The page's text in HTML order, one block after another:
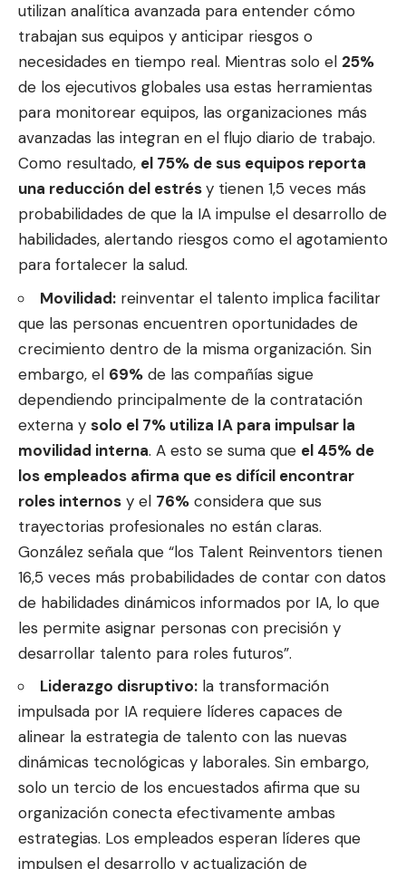
utilizan analítica avanzada para entender cómo
trabajan sus equipos y anticipar riesgos o
necesidades en tiempo real. Mientras solo el 25%
de los ejecutivos globales usa estas herramientas
para monitorear equipos, las organizaciones más
avanzadas las integran en el flujo diario de trabajo.
Como resultado, el 75% de sus equipos reporta
una reducción del estrésy tienen 1,5 veces más
probabilidades de que la IA impulse el desarrollo de
habilidades, alertando riesgos como el agotamiento
para fortalecer la salud.
Movilidad: reinventar el talento implica facilitar
que las personas encuentren oportunidades de
crecimiento dentro de la misma organización. Sin
embargo, el 69% de las compañías sigue
dependiendo principalmente de la contratación
externa y solo el 7% utiliza IA para impulsar la
movilidad interna. A esto se suma que el 45% de
los empleados afirma que es difícil encontrar
roles internos y el 76% considera que sus
trayectorias profesionales no están claras.
González señala que “los Talent Reinventors tienen
16,5 veces más probabilidades de contar con datos
de habilidades dinámicos informados por IA, lo que
les permite asignar personas con precisión y
desarrollar talento para roles futuros”.
Liderazgo disruptivo: la transformación
impulsada por IA requiere líderes capaces de
alinear la estrategia de talento con las nuevas
dinámicas tecnológicas y laborales. Sin embargo,
solo un tercio de los encuestados afirma que su
organización conecta efectivamente ambas
estrategias. Los empleados esperan líderes que
impulsen el desarrollo y actualización de